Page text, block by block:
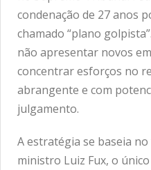
condenação de 27 anos
chamado “plano
não apresentar novos
concentrar esforços no
abrangente e com
julgamento.
A estratégia se baseia
ministro Luiz Fux, o